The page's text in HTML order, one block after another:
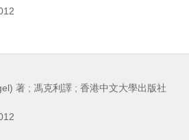
著 ; 馮克利譯 ; 香港中文大學出版社